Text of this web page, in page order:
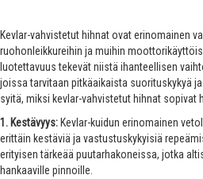
Kevlar-vahvistetut hihnat ovat erinomainen
ruohonleikkureihin ja muihin
luotettavuus tekevät niistä ihanteellisen
joissa tarvitaan pitkäaikaista suorituskykyä
syitä, miksi kevlar-vahvistetut hihnat sopivat
1. Kestävyys: Kevlar-kuidun erinomainen
erittäin kestäviä ja vastustuskykyisiä
erityisen tärkeää puutarhakoneissa, jotka
hankaaville pinnoille.